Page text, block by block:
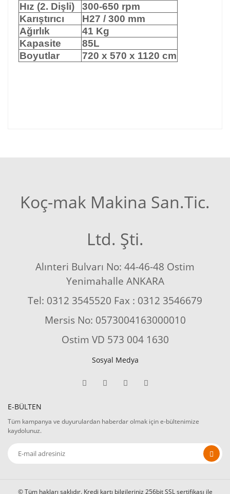
Hız (2. Dişli)
300-650 rpm
Karıştırıcı
H27 / 300 mm
Ağırlık
41 Kg
Kapasite
85L
Boyutlar
720 x 570 x 1120 cm
Koç-mak Makina San.Tic.
Ltd. Şti.
Alınteri Bulvarı No: 44-46-48 Ostim
Yenimahalle ANKARA
Tel: 0312 3545520 Fax : 0312 3546679
Mersis No: 0573004163000010
Ostim VD 573 004 1630
Sosyal Medya
E-BÜLTEN
Tüm kampanya ve duyurulardan haberdar olmak için e-bültenimize
kaydolunuz.
© Tüm hakları saklıdır. Kredi kartı bilgileriniz 256bit SSL sertifikası ile